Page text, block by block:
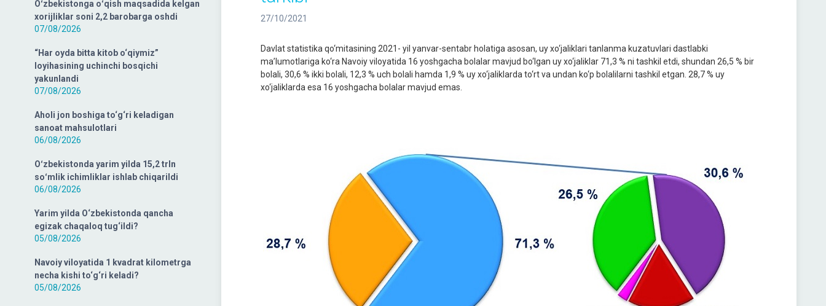
Oʻzbekistonga oʻqish maqsadida kelgan
xorijliklar soni 2,2 barobarga oshdi
07/08/2026
“Har oyda bitta kitob o‘qiymiz”
loyihasining uchinchi bosqichi
yakunlandi
07/08/2026
Aholi jon boshiga to‘g‘ri keladigan
sanoat mahsulotlari
06/08/2026
Oʻzbekistonda yarim yilda 15,2 trln
soʻmlik ichimliklar ishlab chiqarildi
06/08/2026
Yarim yilda O‘zbekistonda qancha
egizak chaqaloq tug‘ildi?
05/08/2026
Navoiy viloyatida 1 kvadrat kilometrga
necha kishi to‘g‘ri keladi?
05/08/2026
27/10/2021
Davlat statistika qo‘mitasining 2021- yil yanvar-sentabr holatiga asosan, uy xo‘jaliklari tanlanma kuzatuvlari dastlabki
ma’lumotlariga ko‘ra Navoiy viloyatida 16 yoshgacha bolalar mavjud bo‘lgan uy xo‘jaliklar 71,3 % ni tashkil etdi, shundan 26,5 % bir
bolali, 30,6 % ikki bolali, 12,3 % uch bolali hamda 1,9 % uy xo‘jaliklarda to‘rt va undan ko‘p bolalilarni tashkil etgan. 28,7 % uy
xo‘jaliklarda esa 16 yoshgacha bolalar mavjud emas.